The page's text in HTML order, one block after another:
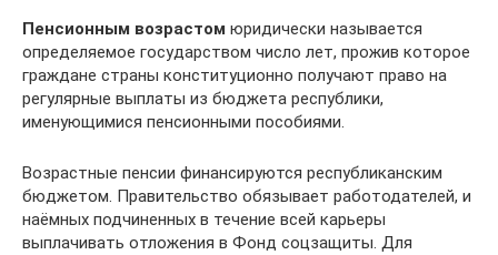
Пенсионным возрастом юридически называется
определяемое государством число лет, прожив которое
граждане страны конституционно получают право на
регулярные выплаты из бюджета республики,
именующимися пенсионными пособиями.
Возрастные пенсии финансируются республиканским
бюджетом. Правительство обязывает работодателей, и
наёмных подчиненных в течение всей карьеры
выплачивать отложения в Фонд соцзащиты. Для